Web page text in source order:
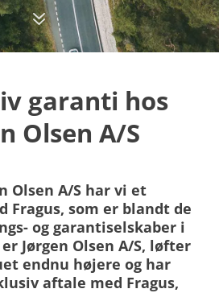
7
garanti hos
Olsen A/S
Olsen A/S har vi et
Fragus, som er blandt de
og garantiselskaber i
Jørgen Olsen A/S, løfter
endnu højere og har
aftale med Fragus,